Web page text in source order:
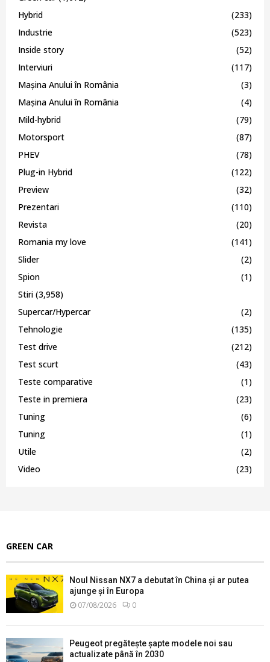
Hybrid
(233)
Industrie
(523)
Inside story
(52)
Interviuri
(117)
Mașina Anului în România
(3)
Mașina Anului în România
(4)
Mild-hybrid
(79)
Motorsport
(87)
PHEV
(78)
Plug-in Hybrid
(122)
Preview
(32)
Prezentari
(110)
Revista
(20)
Romania my love
(141)
Slider
(2)
Spion
(1)
Stiri (3,958)
Supercar/Hypercar
(2)
Tehnologie
(135)
Test drive
(212)
Test scurt
(43)
Teste comparative
(1)
Teste in premiera
(23)
Tuning
(6)
Tuning
(1)
Utile
(2)
Video
(23)
GREEN CAR
Noul Nissan NX7 a debutat în China și ar putea
ajunge și în Europa
07/08/2026 0
Peugeot pregătește șapte modele noi sau
actualizate până în 2030